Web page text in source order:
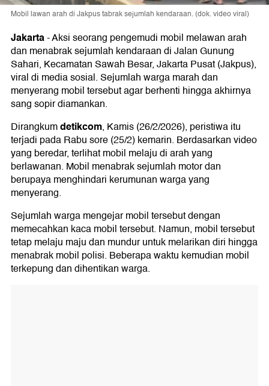
Mobil lawan arah di Jakpus tabrak sejumlah kendaraan. (dok. video viral)
Jakarta-Aksi seorang pengemudi mobil melawan arah
dan menabrak sejumlah kendaraan di Jalan Gunung
Sahari, Kecamatan Sawah Besar, Jakarta Pusat (Jakpus),
viral di media sosial. Sejumlah warga marah dan
menyerang mobil tersebut agar berhenti hingga akhirnya
sang sopir diamankan.
Dirangkumdetikcom, Kamis (26/2/2026), peristiwa itu
terjadi pada Rabu sore (25/2) kemarin. Berdasarkan video
yang beredar, terlihat mobil melaju di arah yang
berlawanan. Mobil menabrak sejumlah motor dan
berupaya menghindari kerumunan warga yang
menyerang.
Sejumlah warga mengejar mobil tersebut dengan
memecahkan kaca mobil tersebut. Namun, mobil tersebut
tetap melaju maju dan mundur untuk melarikan diri hingga
menabrak mobil polisi. Beberapa waktu kemudian mobil
terkepung dan dihentikan warga.